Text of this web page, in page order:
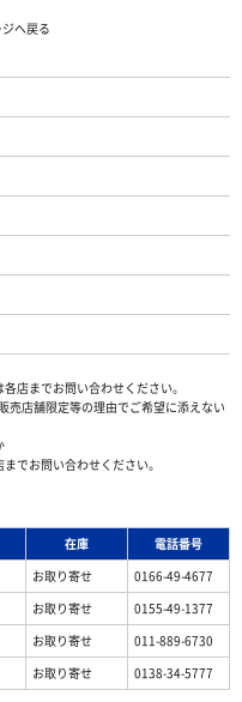
へ戻る
店までお問い合わせください。
店舗限定等の理由でご希望に添えない
でお問い合わせください。
在庫
電話番号
お取り寄せ
0166-49-4677
お取り寄せ
0155-49-1377
お取り寄せ
011-889-6730
お取り寄せ 0138-34-5777